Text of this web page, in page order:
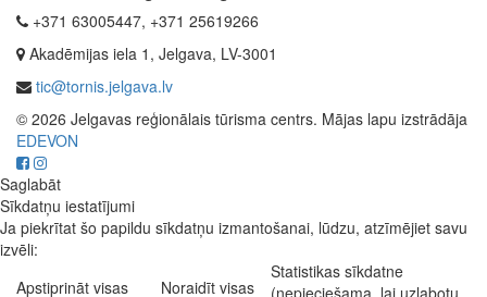
+371 63005447, +371 25619266
Akadēmijas iela 1, Jelgava, LV-3001
tic@tornis.jelgava.lv
© 2026 Jelgavas reģionālais tūrisma centrs. Mājas lapu izstrādāja
EDEVON
Saglabāt
Sīkdatņu iestatījumi
Ja piekrītat šo papildu sīkdatņu izmantošanai, lūdzu, atzīmējiet savu
izvēli:
Apstiprināt visas
Noraidīt visas
Statistikas sīkdatne